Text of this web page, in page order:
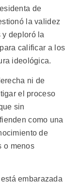
de
la validez
deploró la
calificar a los
ideológica.
ni de
el proceso
sin
como una
de
o menos
embarazada